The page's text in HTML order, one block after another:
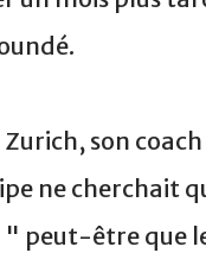
son
ne cherchait
peut-être que